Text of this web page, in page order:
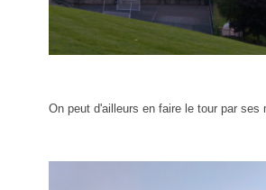
On peut d'ailleurs en faire le tour par ses